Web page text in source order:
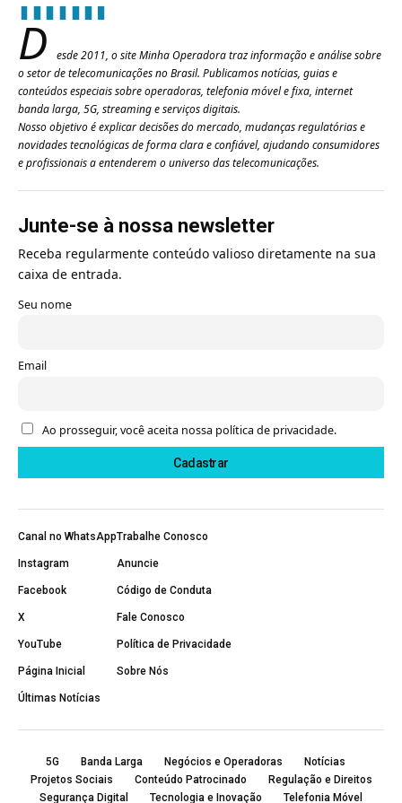
D
esde 2011, o site Minha Operadora traz informação e análise sobre
o setor de telecomunicações no Brasil. Publicamos notícias, guias e
conteúdos especiais sobre operadoras, telefonia móvel e fixa, internet
banda larga, 5G, streaming e serviços digitais.
Nosso objetivo é explicar decisões do mercado, mudanças regulatórias e
novidades tecnológicas de forma clara e confiável, ajudando consumidores
e profissionais a entenderem o universo das telecomunicações.
Junte-se à nossa newsletter
Receba regularmente conteúdo valioso diretamente na sua
caixa de entrada.
Seu nome
Email
Ao prosseguir, você aceita nossa política de privacidade.
Canal no WhatsApp
Instagram
Facebook
X
YouTube
Página Inicial
Últimas Notícias
Trabalhe Conosco
Anuncie
Código de Conduta
Fale Conosco
Política de Privacidade
Sobre Nós
5G Banda Larga Negócios e Operadoras
Notícias
Projetos Sociais
Conteúdo Patrocinado
Regulação e Direitos
Segurança Digital
Tecnologia e Inovação Telefonia Móvel